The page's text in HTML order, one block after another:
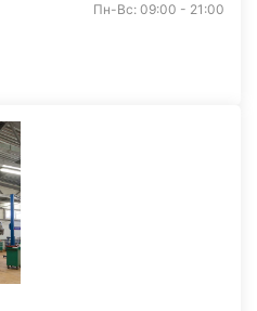
Пн-Вс: 09:00 - 21:00